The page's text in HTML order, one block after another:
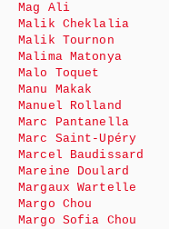
Mag Ali
Malik Cheklalia
Malik Tournon
Malima Matonya
Malo Toquet
Manu Makak
Manuel Rolland
Marc Pantanella
Marc Saint-Upéry
Marcel Baudissard
Mareine Doulard
Margaux Wartelle
Margo Chou
Margo Sofia Chou